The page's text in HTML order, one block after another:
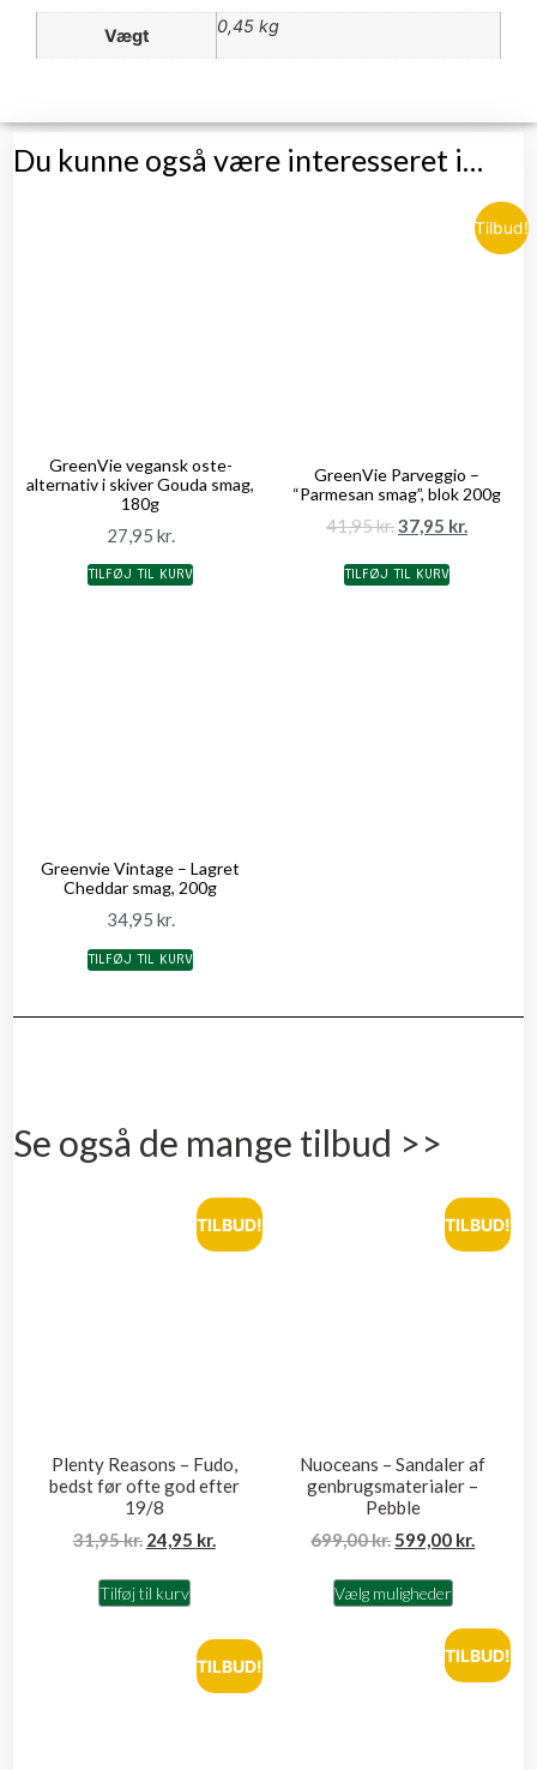
Vægt 0,45 kg
Du kunne også være interesseret i…
GreenVie vegansk oste-
alternativ i skiver Gouda smag,
180g
27,95 kr.
TILFØJ TIL KURV
Tilbud!
GreenVie Parveggio –
“Parmesan smag”, blok 200g
41,95kr.37,95 kr.
TILFØJ TIL KURV
Greenvie Vintage – Lagret
Cheddar smag, 200g
34,95 kr.
TILFØJ TIL KURV
Se også de mange tilbud >>
TILBUD!
Plenty Reasons – Fudo,
bedst før ofte god efter
19/8
31,95kr. 24,95 kr.
Tilføj til kurv
TILBUD!
Nuoceans – Sandaler af
genbrugsmaterialer –
Pebble
699,00kr.599,00 kr.
Vælg muligheder
TILBUD!
TILBUD!